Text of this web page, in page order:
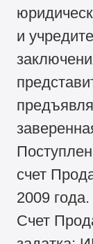
и
счет
2009 года.
Счет